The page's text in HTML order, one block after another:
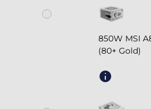
850W MSI
(80+ Gold)